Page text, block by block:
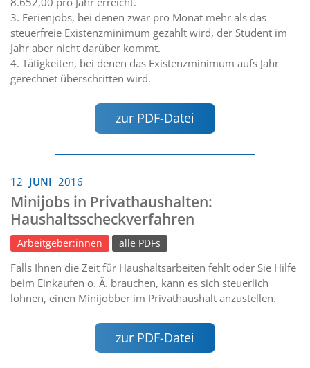
3. Ferienjobs, bei denen zwar pro Monat mehr als das
steuerfreie Existenzminimum gezahlt wird, der Student im
Jahr aber nicht darüber kommt.
4. Tätigkeiten, bei denen das Existenzminimum aufs Jahr
gerechnet überschritten wird.
zur PDF-Datei
12 JUNI 2016
Minijobs in Privathaushalten:
Haushaltsscheckverfahren
Arbeitgeber:innen alle PDFs
Falls Ihnen die Zeit für Haushaltsarbeiten fehlt oder Sie Hilfe
beim Einkaufen o. Ä. brauchen, kann es sich steuerlich
lohnen, einen Minijobber im Privathaushalt anzustellen.
zur PDF-Datei